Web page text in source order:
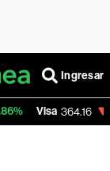
Ingresar
364.16 -1.70%